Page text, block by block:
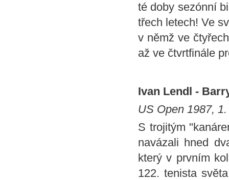
té doby sezónní
třech letech! Ve
v němž ve
až ve čtvrtfinále
Ivan Lendl -
US Open 1987,
S trojitým
navázali hned
který v prvním
122. tenista